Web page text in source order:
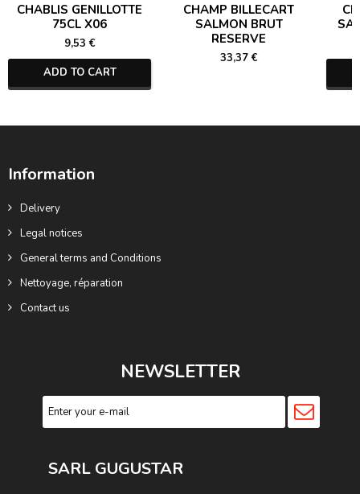
CHABLIS GENILLOTTE
75CL X06
9,53 €
ADD TO CART
CHAMP BILLECART
SALMON BRUT
RESERVE
33,37 €
Information
Delivery
Legal notices
General terms and Conditions
Nettoyage, réparation
Contact us
NEWSLETTER
SARL GUGUSTAR